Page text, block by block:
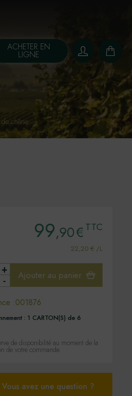
ACHETER EN
LIGNE
chêne
99,90€ TTC
22,20 € /L
-
+ Ajouter au panier
:001876
: 1 CARTON(S) de 6
de disponibilité au moment de la
de votre commande.
Vous avez une question ?